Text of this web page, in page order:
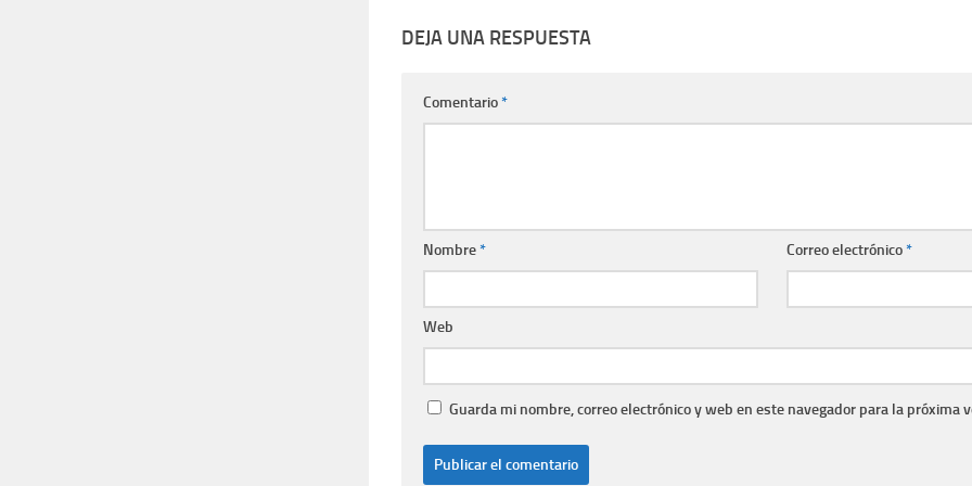
DEJA UNA RESPUESTA
Comentario*
Nombre* Correo electrónico*
Web
Guarda mi nombre, correo electrónico y web en este navegador para la próxima